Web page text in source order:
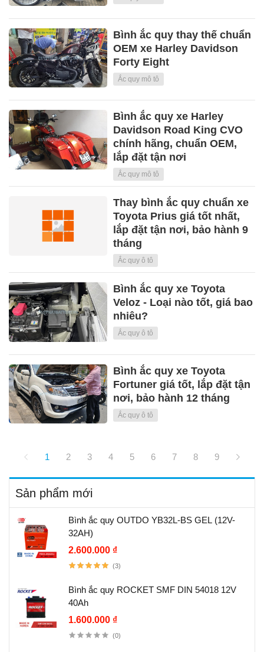
Bình ắc quy thay thế chuẩn
OEM xe Harley Davidson
Forty Eight
Ắc quy mô tô
Bình ắc quy xe Harley
Davidson Road King CVO
chính hãng, chuẩn OEM,
lắp đặt tận nơi
Ắc quy mô tô
Thay bình ắc quy chuẩn xe
Toyota Prius giá tốt nhất,
lắp đặt tận nơi, bảo hành 9
tháng
Ắc quy ô tô
Bình ắc quy xe Toyota
Veloz - Loại nào tốt, giá bao
nhiêu?
Ắc quy ô tô
Bình ắc quy xe Toyota
Fortuner giá tốt, lắp đặt tận
nơi, bảo hành 12 tháng
Ắc quy ô tô
1 2 3 4 5 6 7 8 9
Sản phẩm mới
Bình ắc quy OUTDO YB32L-BS GEL (12V-
32AH)
2.600.000 ₫
(3)
Bình ắc quy ROCKET SMF DIN 54018 12V
40Ah
1.600.000 ₫
(0)